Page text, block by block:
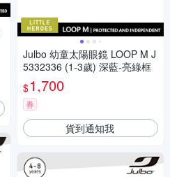
Julbo 幼童太陽眼鏡 LOOP M J
5332336 (1-3歲) 深藍-亮綠框
$1,700
券
貨到通知我